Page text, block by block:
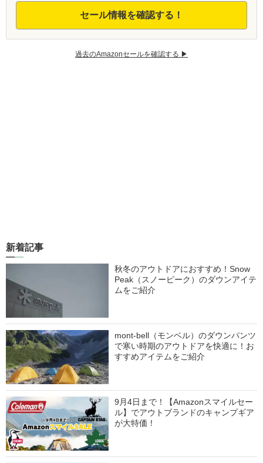
セール情報を確認する！
過去のAmazonセールを確認する ▶︎
新着記事
秋冬のアウトドアにおすすめ！Snow
Peak（スノーピーク）のダウンアイテ
ムをご紹介
mont-bell（モンベル）のダウンパンツ
で寒い時期のアウトドアを快適に！お
すすめアイテムをご紹介
9月4日まで！【Amazonスマイルセー
ル】でアウトブランドのキャンプギア
が大特価！